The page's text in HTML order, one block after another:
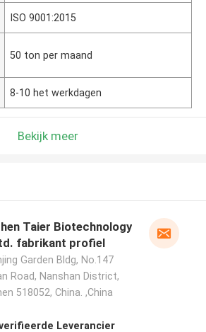
ISO 9001:2015
50 ton per maand
8-10 het werkdagen
Bekijk meer
Taier Biotechnology
fabrikant profiel
Garden Bldg, No.147
Road, Nanshan District,
518052, China. ,China
Leverancier